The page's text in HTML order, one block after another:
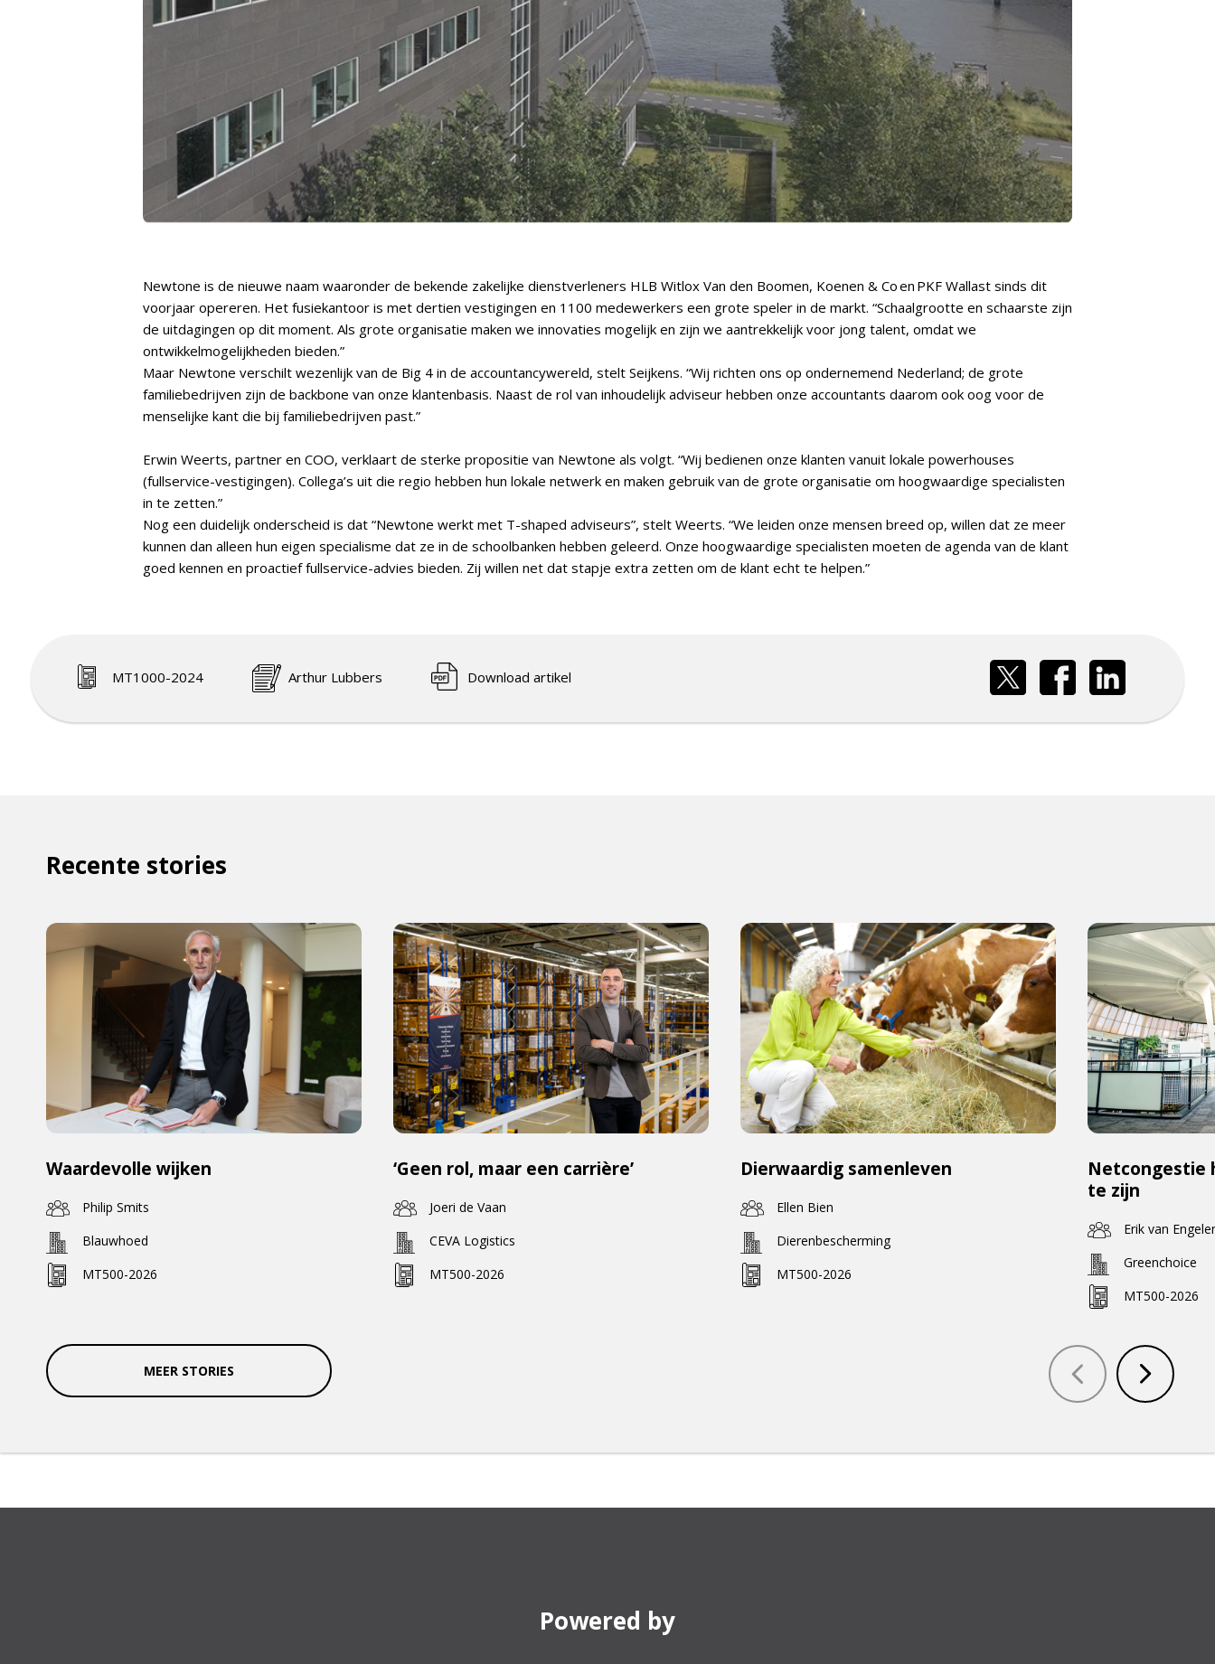
Newtone is de nieuwe naam waaronder de bekende zakelijke dienstverleners HLB Witlox Van den Boomen, Koenen & Co en PKF Wallast sinds dit
voorjaar opereren. Het fusiekantoor is met dertien vestigingen en 1100 medewerkers een grote speler in de markt. “Schaalgrootte en schaarste zijn
de uitdagingen op dit moment. Als grote organisatie maken we innovaties mogelijk en zijn we aantrekkelijk voor jong talent, omdat we
ontwikkelmogelijkheden bieden.”
Maar Newtone verschilt wezenlijk van de Big 4 in de accountancywereld, stelt Seijkens. “Wij richten ons op ondernemend Nederland; de grote
familiebedrijven zijn de backbone van onze klantenbasis. Naast de rol van inhoudelijk adviseur hebben onze accountants daarom ook oog voor de
menselijke kant die bij familiebedrijven past.”
Erwin Weerts, partner en COO, verklaart de sterke propositie van Newtone als volgt. “Wij bedienen onze klanten vanuit lokale powerhouses
(fullservice-vestigingen). Collega’s uit die regio hebben hun lokale netwerk en maken gebruik van de grote organisatie om hoogwaardige specialisten
in te zetten.”
Nog een duidelijk onderscheid is dat “Newtone werkt met T-shaped adviseurs”, stelt Weerts. “We leiden onze mensen breed op, willen dat ze meer
kunnen dan alleen hun eigen specialisme dat ze in de schoolbanken hebben geleerd. Onze hoogwaardige specialisten moeten de agenda van de klant
goed kennen en proactief fullservice-advies bieden. Zij willen net dat stapje extra zetten om de klant echt te helpen.”
MT1000-2024 Arthur Lubbers Download artikel
Recente stories
Waardevolle wijken
Philip Smits
Blauwhoed
MT500-2026
‘Geen rol, maar een carrière’
Joeri de Vaan
CEVA Logistics
MT500-2026
Dierwaardig samenleven
Ellen Bien
Dierenbescherming
MT500-2026
Netcongestie
te zijn
Erik van
Greenchoice
MT500-2026
MEER STORIES
Powered by